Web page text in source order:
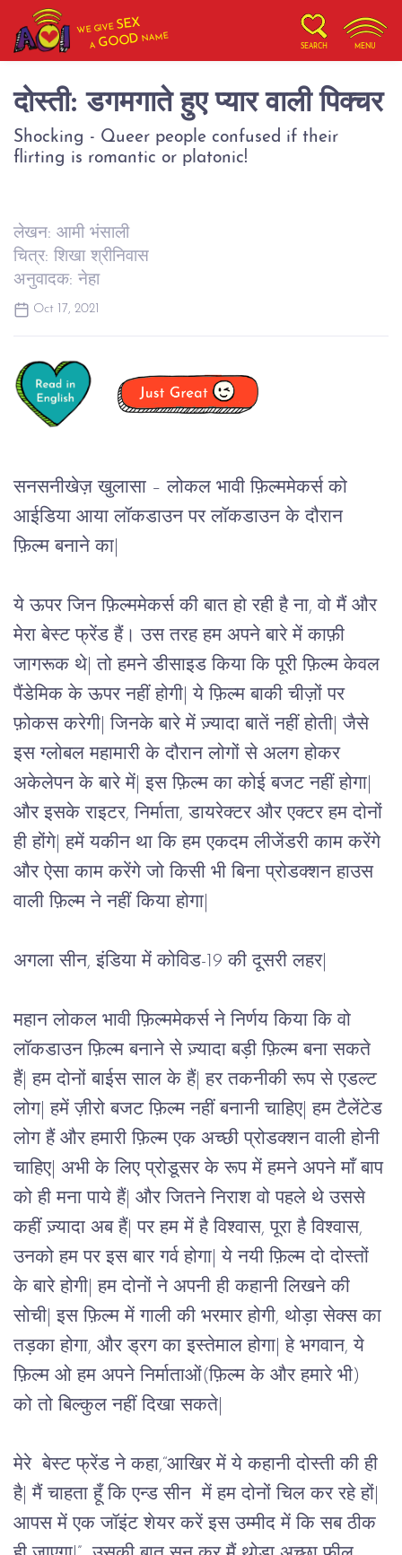
WE GIVESEX
AGOOD NAME
SEARCH MENU
दोस्ती: डगमगाते हुए प्यार वाली पिक्चर
Shocking - Queer people confused if their
flirting is romantic or platonic!
लेखन: आमी भंसाली
चित्र: शिखा श्रीनिवास
अनुवादक: नेहा
Oct 17, 2021
सनसनीखेज़ खुलासा – लोकल भावी फ़िल्ममेकर्स को
आईडिया आया लॉकडाउन पर लॉकडाउन के दौरान
फ़िल्म बनाने का|
ये ऊपर जिन फ़िल्ममेकर्स की बात हो रही है ना, वो मैं और
मेरा बेस्ट फ्रेंड हैं। उस तरह हम अपने बारे में काफ़ी
जागरूक थे| तो हमने डीसाइड किया कि पूरी फ़िल्म केवल
पैंडेमिक के ऊपर नहीं होगी| ये फ़िल्म बाकी चीज़ों पर
फ़ोकस करेगी| जिनके बारे में ज़्यादा बातें नहीं होती| जैसे
इस ग्लोबल महामारी के दौरान लोगों से अलग होकर
अकेलेपन के बारे में| इस फ़िल्म का कोई बजट नहीं होगा|
और इसके राइटर, निर्माता, डायरेक्टर और एक्टर हम दोनों
ही होंगे| हमें यकीन था कि हम एकदम लीजेंडरी काम करेंगे
और ऐसा काम करेंगे जो किसी भी बिना प्रोडक्शन हाउस
वाली फ़िल्म ने नहीं किया होगा|
अगला सीन, इंडिया में कोविड-19 की दूसरी लहर|
महान लोकल भावी फ़िल्ममेकर्स ने निर्णय किया कि वो
लॉकडाउन फ़िल्म बनाने से ज़्यादा बड़ी फ़िल्म बना सकते
हैं| हम दोनों बाईस साल के हैं| हर तकनीकी रूप से एडल्ट
लोग| हमें ज़ीरो बजट फ़िल्म नहीं बनानी चाहिए| हम टैलेंटेड
लोग हैं और हमारी फ़िल्म एक अच्छी प्रोडक्शन वाली होनी
चाहिए| अभी के लिए प्रोडूसर के रूप में हमने अपने माँ बाप
को ही मना पाये हैं| और जितने निराश वो पहले थे उससे
कहीं ज़्यादा अब हैं| पर हम में है विश्वास, पूरा है विश्वास,
उनको हम पर इस बार गर्व होगा| ये नयी फ़िल्म दो दोस्तों
के बारे होगी| हम दोनों ने अपनी ही कहानी लिखने की
सोची| इस फ़िल्म में गाली की भरमार होगी, थोड़ा सेक्स का
तड़का होगा, और ड्रग का इस्तेमाल होगा| हे भगवान, ये
फ़िल्म ओ हम अपने निर्माताओं(फ़िल्म के और हमारे भी)
को तो बिल्कुल नहीं दिखा सकते|
मेरे  बेस्ट फ्रेंड ने कहा,“आखिर में ये कहानी दोस्ती की ही
है| मैं चाहता हूँ कि एन्ड सीन  में हम दोनों चिल कर रहे हों|
आपस में एक जॉइंट शेयर करें इस उम्मीद में कि सब ठीक